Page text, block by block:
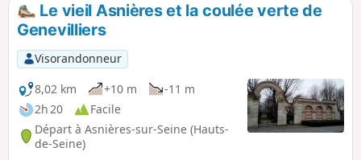
Le vieil Asnières et la coulée verte de
Genevilliers
Visorandonneur
8,02 km
+10 m
-11 m
2h 20
Facile
Départ à Asnières-sur-Seine (Hauts-
de-Seine)